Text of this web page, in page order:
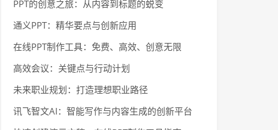
PPT的创意之旅：从内容到标题的蜕变
通义PPT：精华要点与创新应用
在线PPT制作工具：免费、高效、创意无限
高效会议：关键点与行动计划
未来职业规划：打造理想职业路径
讯飞智文AI：智能写作与内容生成的创新平台